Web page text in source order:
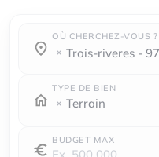
OÙ CHERCHEZ-VOUS ?
Où cherchez-vous ?
trois-riveres -
Où cherchez-vous ?
TYPE DE BIEN
Terrain
BUDGET MAX